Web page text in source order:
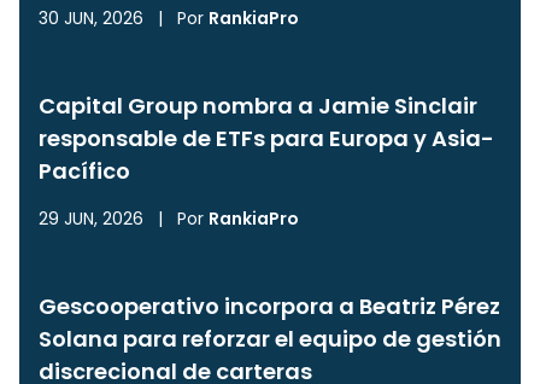
30 JUN, 2026 | Por RankiaPro
Capital Group nombra a Jamie Sinclair
responsable de ETFs para Europa y Asia-
Pacífico
29 JUN, 2026 | Por RankiaPro
Gescooperativo incorpora a Beatriz Pérez
Solana para reforzar el equipo de gestión
discrecional de carteras